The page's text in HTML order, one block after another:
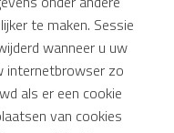
te maken. Sessie
wanneer u uw
internetbrowser zo
als er een cookie
van cookies